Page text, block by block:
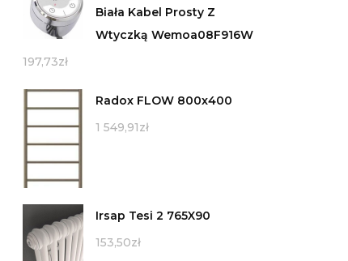
Biała Kabel Prosty Z
Wtyczką Wemoa08F916W
197,73zł
Radox FLOW 800x400
1 549,91zł
Irsap Tesi 2 765X90
153,50zł